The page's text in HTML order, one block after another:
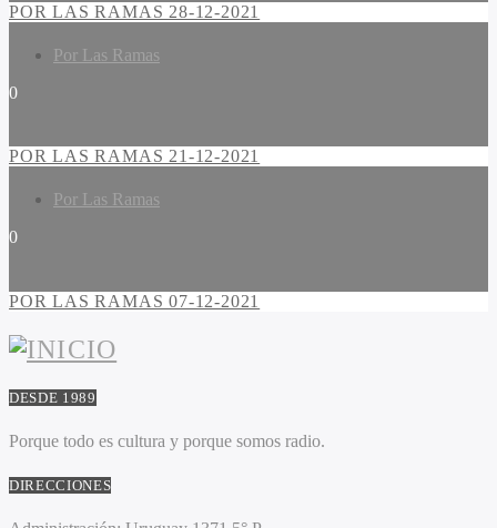
POR LAS RAMAS 28-12-2021
Por Las Ramas
0
POR LAS RAMAS 21-12-2021
Por Las Ramas
0
POR LAS RAMAS 07-12-2021
DESDE 1989
Porque todo es cultura y porque somos radio.
DIRECCIONES